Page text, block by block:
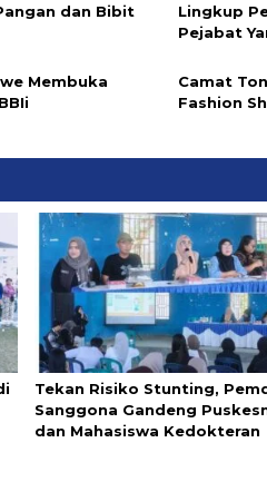
dan Bibit
Lingkup
Pejabat
Membuka
Camat
Fashion
Tekan Risiko Stunting,
Sanggona Gandeng
dan Mahasiswa Kedokteran